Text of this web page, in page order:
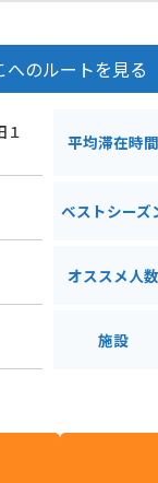
へのルートを見る
１
平均滞在時間
ベストシーズ
オススメ人数
施設